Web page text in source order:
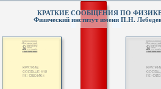
КРАТКИЕ СООБЩЕНИЯ ПО
Физический институт имени П.Н.